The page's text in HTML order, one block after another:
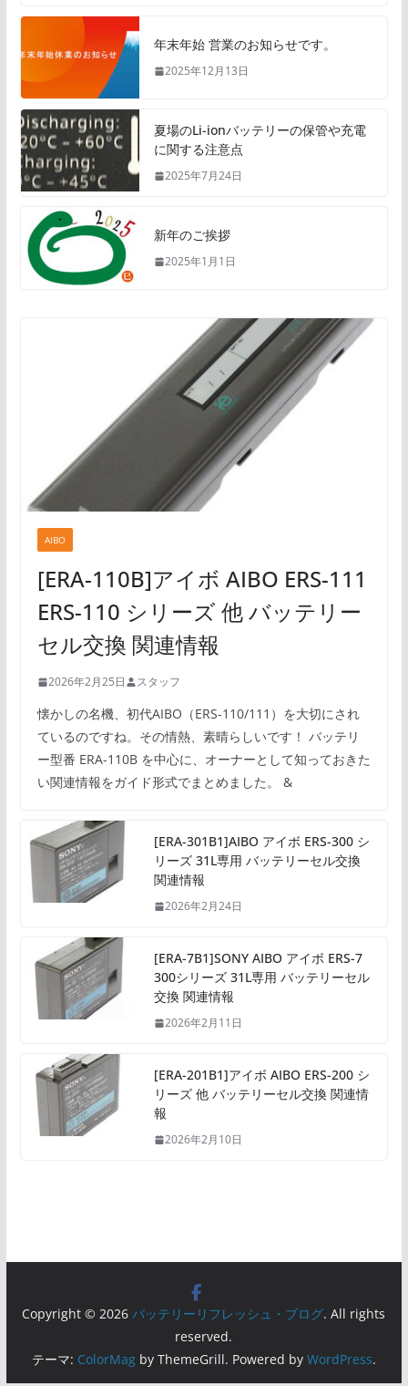
年末年始 営業のお知らせです。
2025年12月13日
夏場のLi-ionバッテリーの保管や充電
に関する注意点
2025年7月24日
新年のご挨拶
2025年1月1日
AIBO
[ERA-110B]アイボ AIBO ERS-111
ERS-110 シリーズ 他 バッテリー
セル交換 関連情報
2026年2月25日 スタッフ
懐かしの名機、初代AIBO（ERS-110/111）を大切にされ
ているのですね。その情熱、素晴らしいです！ バッテリ
ー型番 ERA-110B を中心に、オーナーとして知っておきた
い関連情報をガイド形式でまとめました。 &
[ERA-301B1]AIBO アイボ ERS-300 シ
リーズ 31L専用 バッテリーセル交換
関連情報
2026年2月24日
[ERA-7B1]SONY AIBO アイボ ERS-7
300シリーズ 31L専用 バッテリーセル
交換 関連情報
2026年2月11日
[ERA-201B1]アイボ AIBO ERS-200 シ
リーズ 他 バッテリーセル交換 関連情
報
2026年2月10日
Copyright © 2026バッテリーリフレッシュ・ブログ. All rights
reserved.
テーマ: ColorMagby ThemeGrill. Powered by WordPress.